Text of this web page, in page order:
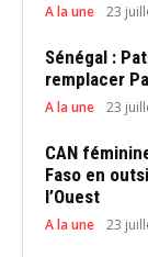
A la une 23
Sénégal :
remplacer
A la une 23
CAN
Faso en
l’Ouest
A la une 23